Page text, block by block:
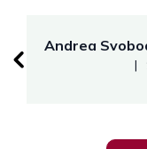
Andrea
Hodnocení |